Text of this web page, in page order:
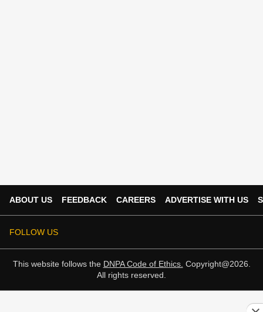
ABOUT US FEEDBACK CAREERS ADVERTISE WITH US
FOLLOW US
This website follows the DNPA Code of Ethics. Copyright@2026.
All rights reserved.